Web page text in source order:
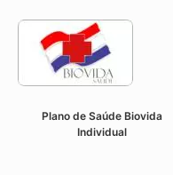
Plano de Saúde Biovida
Individual